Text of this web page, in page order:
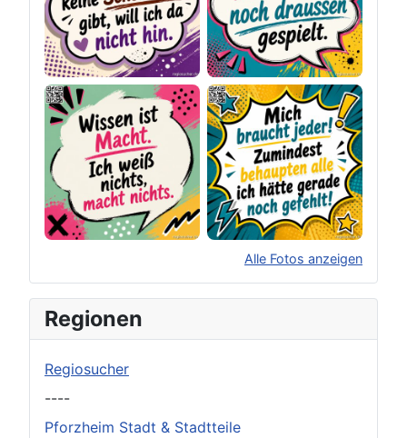
Alle Fotos anzeigen
Original herunterladen
Regionen
Regiosucher
----
Pforzheim Stadt & Stadtteile